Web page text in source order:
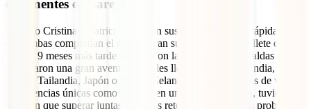
continentes en pareja
Cuando Cristina y Patricia cruzaron sus caminos vieron rápidamente
que ambas compartían el mismo gran sueño: viajar sin billete de
vuelta. 9 meses más tarde se pusieron la maleta a sus espaldas y
empezaron una gran aventura que les llevaría a recorrer India,
Nepal, Tailandia, Japón o Nueva Zelanda, donde, además de vivir
experiencias únicas como trabajar en un orfanato budista, tuvieron
también que superar juntas enormes retos al enfrentarse a problemas